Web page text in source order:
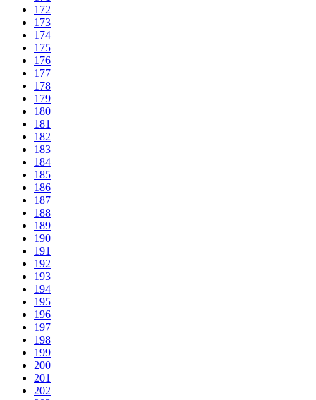
172
173
174
175
176
177
178
179
180
181
182
183
184
185
186
187
188
189
190
191
192
193
194
195
196
197
198
199
200
201
202